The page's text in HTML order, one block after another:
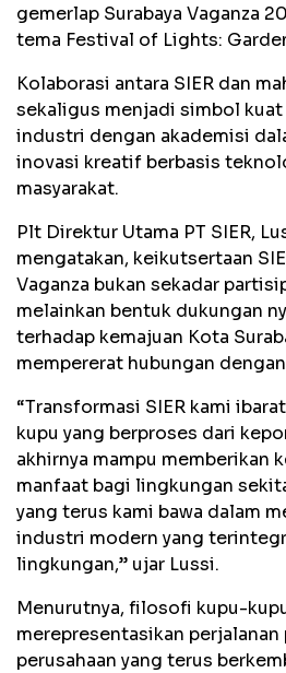
gemerlap Surabaya Vaganza
tema Festival of Lights:
Kolaborasi antara SIER dan
sekaligus menjadi simbol
industri dengan akademisi
inovasi kreatif berbasis
masyarakat.
Plt Direktur Utama PT SIER,
mengatakan, keikutsertaan
Vaganza bukan sekadar
melainkan bentuk dukungan
terhadap kemajuan Kota
mempererat hubungan
“Transformasi SIER kami
kupu yang berproses dari
akhirnya mampu memberikan
manfaat bagi lingkungan
yang terus kami bawa dalam
industri modern yang
lingkungan,” ujar Lussi.
Menurutnya, filosofi kupu-
merepresentasikan
perusahaan yang terus